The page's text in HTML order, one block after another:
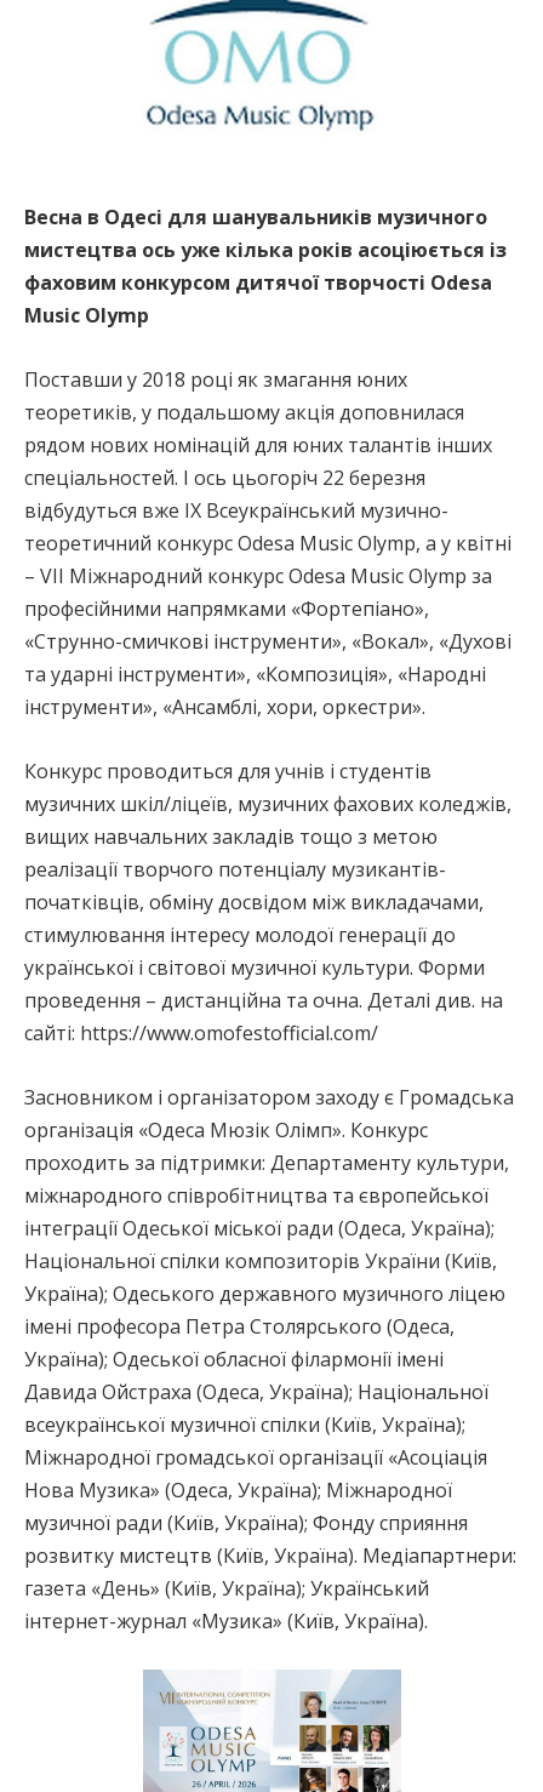
Весна в Одесі для шанувальників музичного
мистецтва ось уже кілька років асоціюється із
фаховим конкурсом дитячої творчості Odesa
Music Olymp
Поставши у 2018 році як змагання юних
теоретиків, у подальшому акція доповнилася
рядом нових номінацій для юних талантів інших
спеціальностей. І ось цьогоріч 22 березня
відбудуться вже IX Всеукраїнський музично-
теоретичний конкурс Odesa Music Olymp, а у квітні
– VIІ Міжнародний конкурс Оdesa Music Olymp за
професійними напрямками «Фортепіано»,
«Струнно-смичкові інструменти», «Вокал», «Духові
та ударні інструменти», «Композиція», «Народні
інструменти», «Ансамблі, хори, оркестри».
Конкурс проводиться для учнів і студентів
музичних шкіл/ліцеїв, музичних фахових коледжів,
вищих навчальних закладів тощо з метою
реалізації творчого потенціалу музикантів-
початківців, обміну досвідом між викладачами,
стимулювання інтересу молодої генерації до
української і світової музичної культури. Форми
проведення – дистанційна та очна. Деталі див. на
сайті: https://www.omofestofficial.com/
Засновником і організатором заходу є Громадська
організація «Одеса Мюзік Олімп». Конкурс
проходить за підтримки: Департаменту культури,
міжнародного співробітництва та європейської
інтеграції Одеської міської ради (Одеса, Україна);
Національної спілки композиторів України (Київ,
Україна); Одеського державного музичного ліцею
імені професора Петра Столярського (Одеса,
Україна); Одеської обласної філармонії імені
Давида Ойстраха (Одеса, Україна); Національної
всеукраїнської музичної спілки (Київ, Україна);
Міжнародної громадської організації «Асоціація
Нова Музика» (Одеса, Україна); Міжнародної
музичної ради (Київ, Україна); Фонду сприяння
розвитку мистецтв (Київ, Україна). Медіапартнери:
газета «День» (Київ, Україна); Український
інтернет-журнал «Музика» (Київ, Україна).